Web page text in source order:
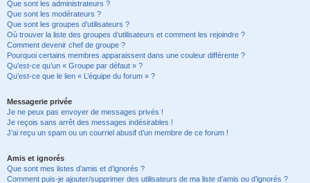
Que sont les administrateurs ?
Que sont les modérateurs ?
Que sont les groupes d’utilisateurs ?
Où trouver la liste des groupes d’utilisateurs et comment les rejoindre ?
Comment devenir chef de groupe ?
Pourquoi certains membres apparaissent dans une couleur différente ?
Qu’est-ce qu’un « Groupe par défaut » ?
Qu’est-ce que le lien « L’équipe du forum » ?
Messagerie privée
Je ne peux pas envoyer de messages privés !
Je reçois sans arrêt des messages indésirables !
J’ai reçu un spam ou un courriel abusif d’un membre de ce forum !
Amis et ignorés
Que sont mes listes d’amis et d’ignorés ?
Comment puis-je ajouter/supprimer des utilisateurs de ma liste d’amis ou d’ignorés ?